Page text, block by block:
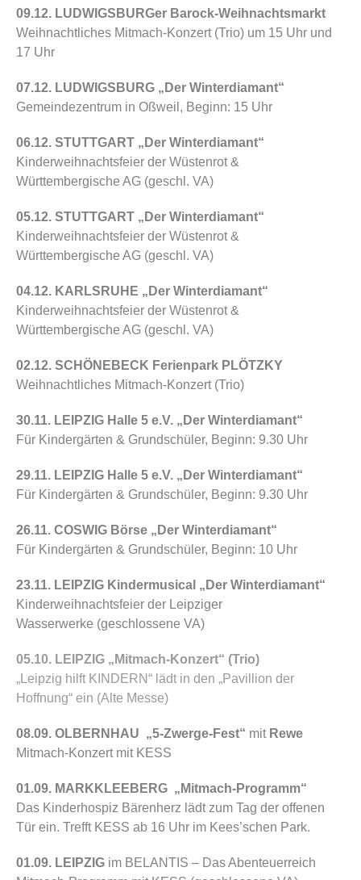
09.12. LUDWIGSBURGer Barock-Weihnachtsmarkt
Weihnachtliches Mitmach-Konzert (Trio) um 15 Uhr und
17 Uhr
07.12. LUDWIGSBURG „Der Winterdiamant“
Gemeindezentrum in Oßweil, Beginn: 15 Uhr
06.12. STUTTGART „Der Winterdiamant“
Kinderweihnachtsfeier der Wüstenrot &
Württembergische AG (geschl. VA)
05.12. STUTTGART „Der Winterdiamant“
Kinderweihnachtsfeier der Wüstenrot &
Württembergische AG (geschl. VA)
04.12. KARLSRUHE „Der Winterdiamant“
Kinderweihnachtsfeier der Wüstenrot &
Württembergische AG (geschl. VA)
02.12. SCHÖNEBECK Ferienpark PLÖTZKY
Weihnachtliches Mitmach-Konzert (Trio)
30.11. LEIPZIG Halle 5 e.V. „Der Winterdiamant“
Für Kindergärten & Grundschüler, Beginn: 9.30 Uhr
29.11. LEIPZIG Halle 5 e.V. „Der Winterdiamant“
Für Kindergärten & Grundschüler, Beginn: 9.30 Uhr
26.11. COSWIG Börse „Der Winterdiamant“
Für Kindergärten & Grundschüler, Beginn: 10 Uhr
23.11. LEIPZIG Kindermusical „Der Winterdiamant“
Kinderweihnachtsfeier der Leipziger
Wasserwerke (geschlossene VA)
05.10. LEIPZIG „Mitmach-Konzert“ (Trio)
„ Leipzig hilft KINDERN“ lädt in den „Pavillion der
Hoffnung“ ein (Alte Messe)
08.09. OLBERNHAU „5-Zwerge-Fest“ mit Rewe
Mitmach-Konzert mit KESS
01.09. MARKKLEEBERG „Mitmach-Programm“
Das Kinderhospiz Bärenherz lädt zum Tag der offenen
Tür ein. Trefft KESS ab 16 Uhr im Kees’schen Park.
01.09. LEIPZIG im BELANTIS – Das Abenteuerreich